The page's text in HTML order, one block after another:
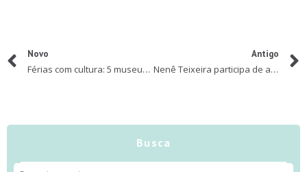
Novo
Férias com cultura: 5 museus de São Paulo com entrada gratuita
Antigo
Nenê Teixeira participa de ações alusivas ao Dia das Crianças em diferentes regiões de São Paulo
Busca